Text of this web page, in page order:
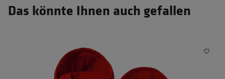
Das könnte Ihnen auch gefallen